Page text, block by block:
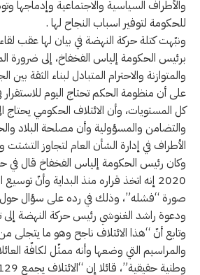
والأطراف السياسية والاجتماعية وإدماجها
للحكومة لتوفير اسباب النجاح لها .
ونبّهت كتلة حركة النهضة في بيان لها عقب
برئيس الحكومة إلياس الفخفاخ، إلى ضرورة
والمتوازنة والاحترام المتبادل لبناء الثقة
على أن منظومة الحكم تحتاج اليوم
كل المستويات، وأن الائتلاف الحكومي يحتاج
والتضامن والمسؤولية وأن مصلحة البلاد
الأطراف في إدارة الشأن العام لتجاوز التشتت
2020 إنه اتخذ قراره منذ البداية وأنّ
صورة “فشله”، وذلك في رده على سؤال حول
ودعوة راشد الغنوشي رئيس حركة النهضة إلى
وتابع أنّ “هذا الائتلاف ناجح وهو ما يتجلى
والمراسيم التي وضعها وأنه ممثّل لكافّة